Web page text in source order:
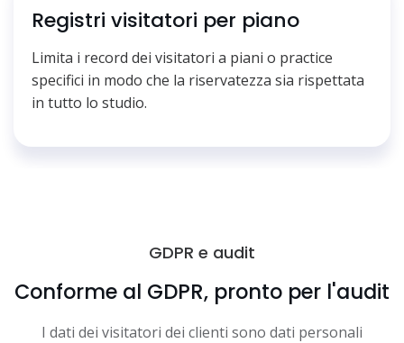
Registri visitatori per piano
Limita i record dei visitatori a piani o practice
specifici in modo che la riservatezza sia rispettata
in tutto lo studio.
GDPR e audit
Conforme al GDPR, pronto per l'audit
I dati dei visitatori dei clienti sono dati personali